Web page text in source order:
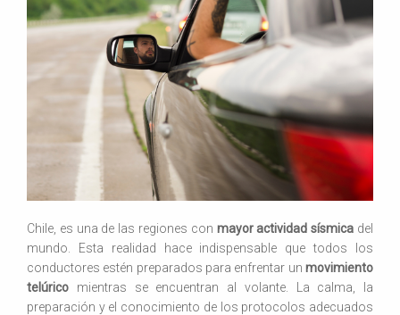
Chile, es una de las regiones con mayor actividad sísmica del
mundo. Esta realidad hace indispensable que todos los
conductores estén preparados para enfrentar un movimiento
telúrico mientras se encuentran al volante. La calma, la
preparación y el conocimiento de los protocolos adecuados